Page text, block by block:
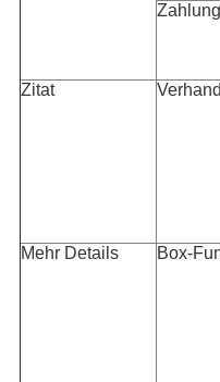
Zahlung
Zitat
Mehr Details Box-